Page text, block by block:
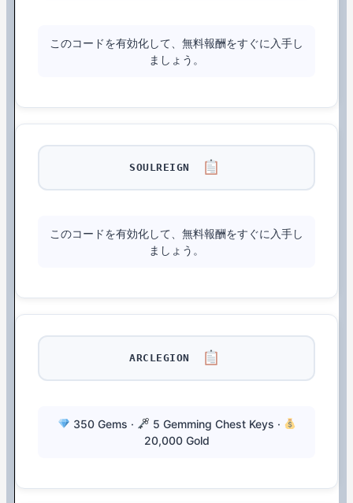
このコードを有効化して、無料報酬をすぐに入手し
ましょう。
SOULREIGN
このコードを有効化して、無料報酬をすぐに入手し
ましょう。
ARCLEGION
350 Gems ·
5 Gemming Chest Keys ·
20,000 Gold